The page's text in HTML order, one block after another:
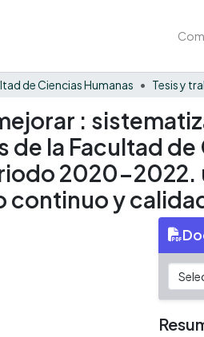
de Ciencias Humanas Tesis y
:
de la Facultad
2020-2022.
continuo y